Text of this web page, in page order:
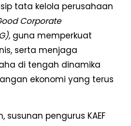
tata kelola perusahaan
Corporate
guna memperkuat
serta menjaga
di tengah dinamika
ekonomi yang terus
susunan pengurus KAEF